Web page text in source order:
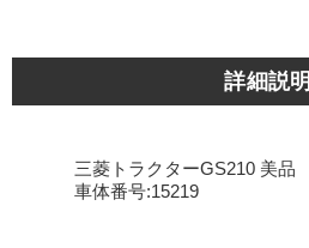
詳細説明
三菱トラクターGS210 美品
車体番号:15219